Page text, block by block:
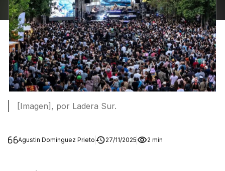
[Imagen], por Ladera Sur.
Agustin Dominguez Prieto 27/11/2025 2 min